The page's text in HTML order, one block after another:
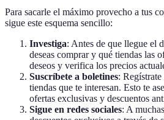
Para sacarle el máximo provecho a tus
sigue este esquema sencillo:
Investiga: Antes de que llegue el
deseas comprar y qué tiendas las
deseos y verifica los precios
Suscríbete a boletines:
tiendas que te interesan. Esto te
ofertas exclusivas y descuentos
Sigue en redes sociales: A